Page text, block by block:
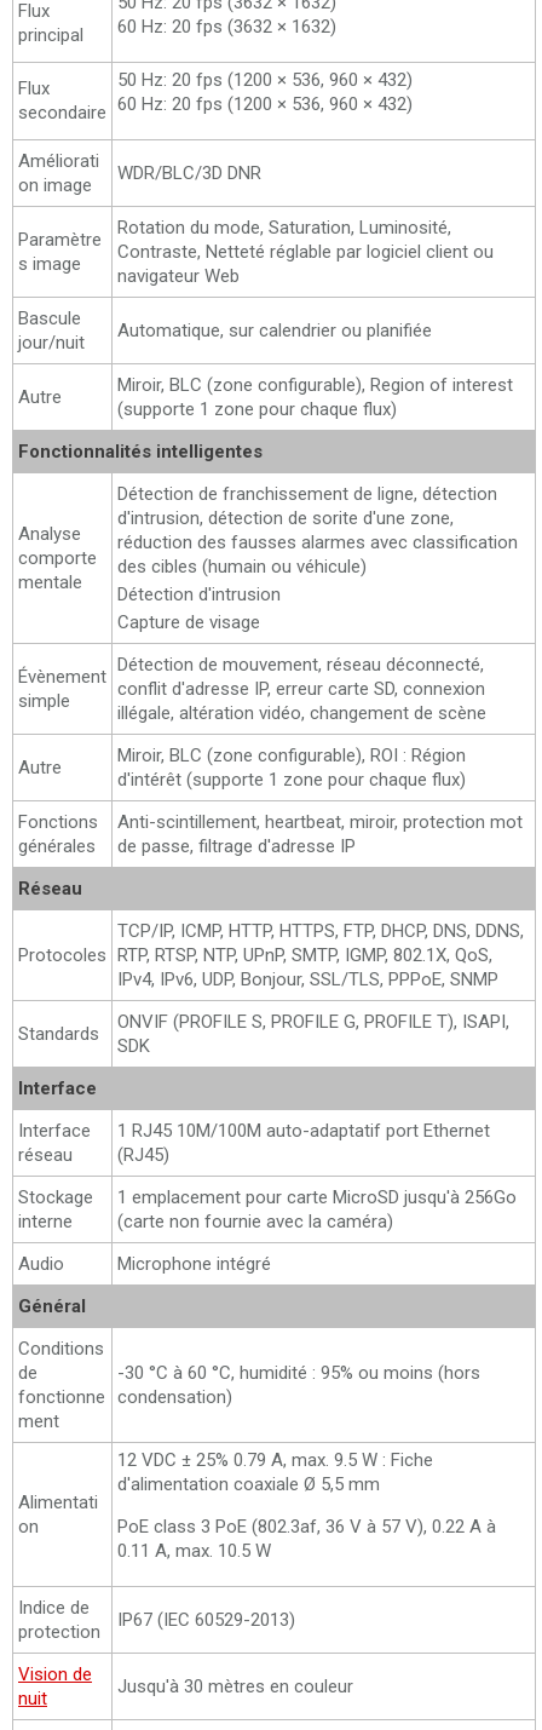
Flux
principal
60 Hz: 20 fps (3632 × 1632)
Flux
secondaire
50 Hz: 20 fps (1200 × 536, 960 × 432)
60 Hz: 20 fps (1200 × 536, 960 × 432)
Améliorati
on image
WDR/BLC/3D DNR
Paramètre
s image
Rotation du mode, Saturation, Luminosité,
Contraste, Netteté réglable par logiciel client ou
navigateur Web
Bascule
jour/nuit
Automatique, sur calendrier ou planifiée
Autre
Miroir, BLC (zone configurable), Region of interest
(supporte 1 zone pour chaque flux)
Fonctionnalités intelligentes
Analyse
comporte
mentale
Détection de franchissement de ligne, détection
d'intrusion, détection de sorite d'une zone,
réduction des fausses alarmes avec classification
des cibles (humain ou véhicule)
Détection d'intrusion
Capture de visage
Évènement
simple
Détection de mouvement, réseau déconnecté,
conflit d'adresse IP, erreur carte SD, connexion
illégale, altération vidéo, changement de scène
Autre
Miroir, BLC (zone configurable), ROI : Région
d'intérêt (supporte 1 zone pour chaque flux)
Fonctions
générales
Anti-scintillement, heartbeat, miroir, protection mot
de passe, filtrage d'adresse IP
Réseau
Protocoles
TCP/IP, ICMP, HTTP, HTTPS, FTP, DHCP, DNS, DDNS,
RTP, RTSP, NTP, UPnP, SMTP, IGMP, 802.1X, QoS,
IPv4, IPv6, UDP, Bonjour, SSL/TLS, PPPoE, SNMP
Standards
ONVIF (PROFILE S, PROFILE G, PROFILE T), ISAPI,
SDK
Interface
Interface
réseau
1 RJ45 10M/100M auto-adaptatif port Ethernet
(RJ45)
Stockage
interne
1 emplacement pour carte MicroSD jusqu'à 256Go
(carte non fournie avec la caméra)
Audio
Microphone intégré
Général
Conditions
de
fonctionne
ment
-30 °C à 60 °C, humidité : 95% ou moins (hors
condensation)
Alimentati
on
12 VDC ± 25% 0.79 A, max. 9.5 W : Fiche
d'alimentation coaxiale Ø 5,5 mm
PoE class 3 PoE (802.3af, 36 V à 57 V), 0.22 A à
0.11 A, max. 10.5 W
Indice de
protection
IP67 (IEC 60529-2013)
Vision de
nuit
Jusqu'à 30 mètres en couleur